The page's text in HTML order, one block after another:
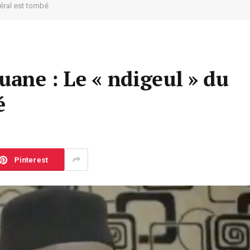
est tombé
: Le « ndigeul » du
Pinterest